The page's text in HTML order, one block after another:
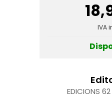
IVA
EDICIONS